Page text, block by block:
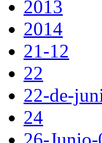
2013
2014
21-12
22
22-de-
24